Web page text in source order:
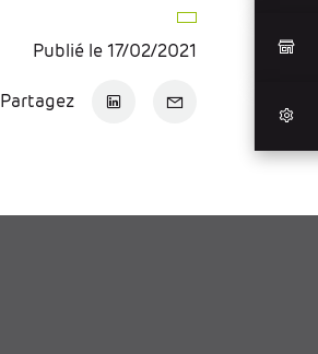
Publié le 17/02/2021
Partagez